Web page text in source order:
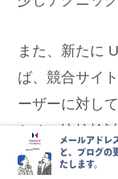
また、新たに
ば、競合サイ
ーザーに対し
ため、比較検
率よく狙うこ
メールアドレ
と、ブログの
たします。